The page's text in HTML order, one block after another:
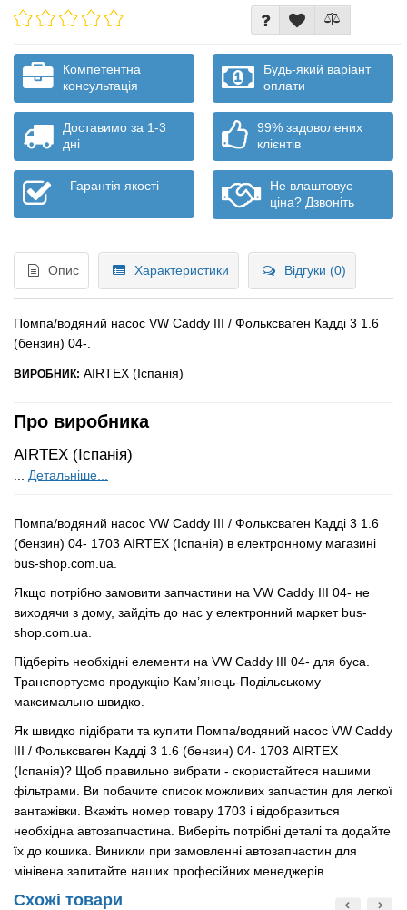
Компетентна
консультація
Будь-який варіант
оплати
Доставимо за 1-3
дні
99% задоволених
клієнтів
Гарантія якості
Не влаштовує
ціна? Дзвоніть
Опис Характеристики Відгуки (0)
Помпа/водяний насос VW Caddy III / Фольксваген Кадді 3 1.6
(бензин) 04-.
ВИРОБНИК: AIRTEX (Іспанія)
Про виробника
AIRTEX (Іспанія)
Детальніше...
Помпа/водяний насос VW Caddy III / Фольксваген Кадді 3 1.6
(бензин) 04- 1703 AIRTEX (Іспанія) в електронному магазині
bus-shop.com.ua.
Якщо потрібно замовити запчастини на VW Caddy III 04- не
виходячи з дому, зайдіть до нас у електронний маркет bus-
shop.com.ua.
Підберіть необхідні елементи на VW Caddy III 04- для буса.
Транспортуємо продукцію Кам’янець-Подільському
максимально швидко.
Як швидко підібрати та купити Помпа/водяний насос VW Caddy
III / Фольксваген Кадді 3 1.6 (бензин) 04- 1703 AIRTEX
(Іспанія)? Щоб правильно вибрати - скористайтеся нашими
фільтрами. Ви побачите список можливих запчастин для легкої
вантажівки. Вкажіть номер товару 1703 і відобразиться
необхідна автозапчастина. Виберіть потрібні деталі та додайте
їх до кошика. Виникли при замовленні автозапчастин для
мінівена запитайте наших професійних менеджерів.
Схожі товари